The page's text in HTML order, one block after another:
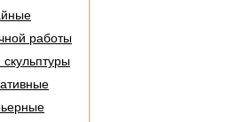
работы
скульптуры